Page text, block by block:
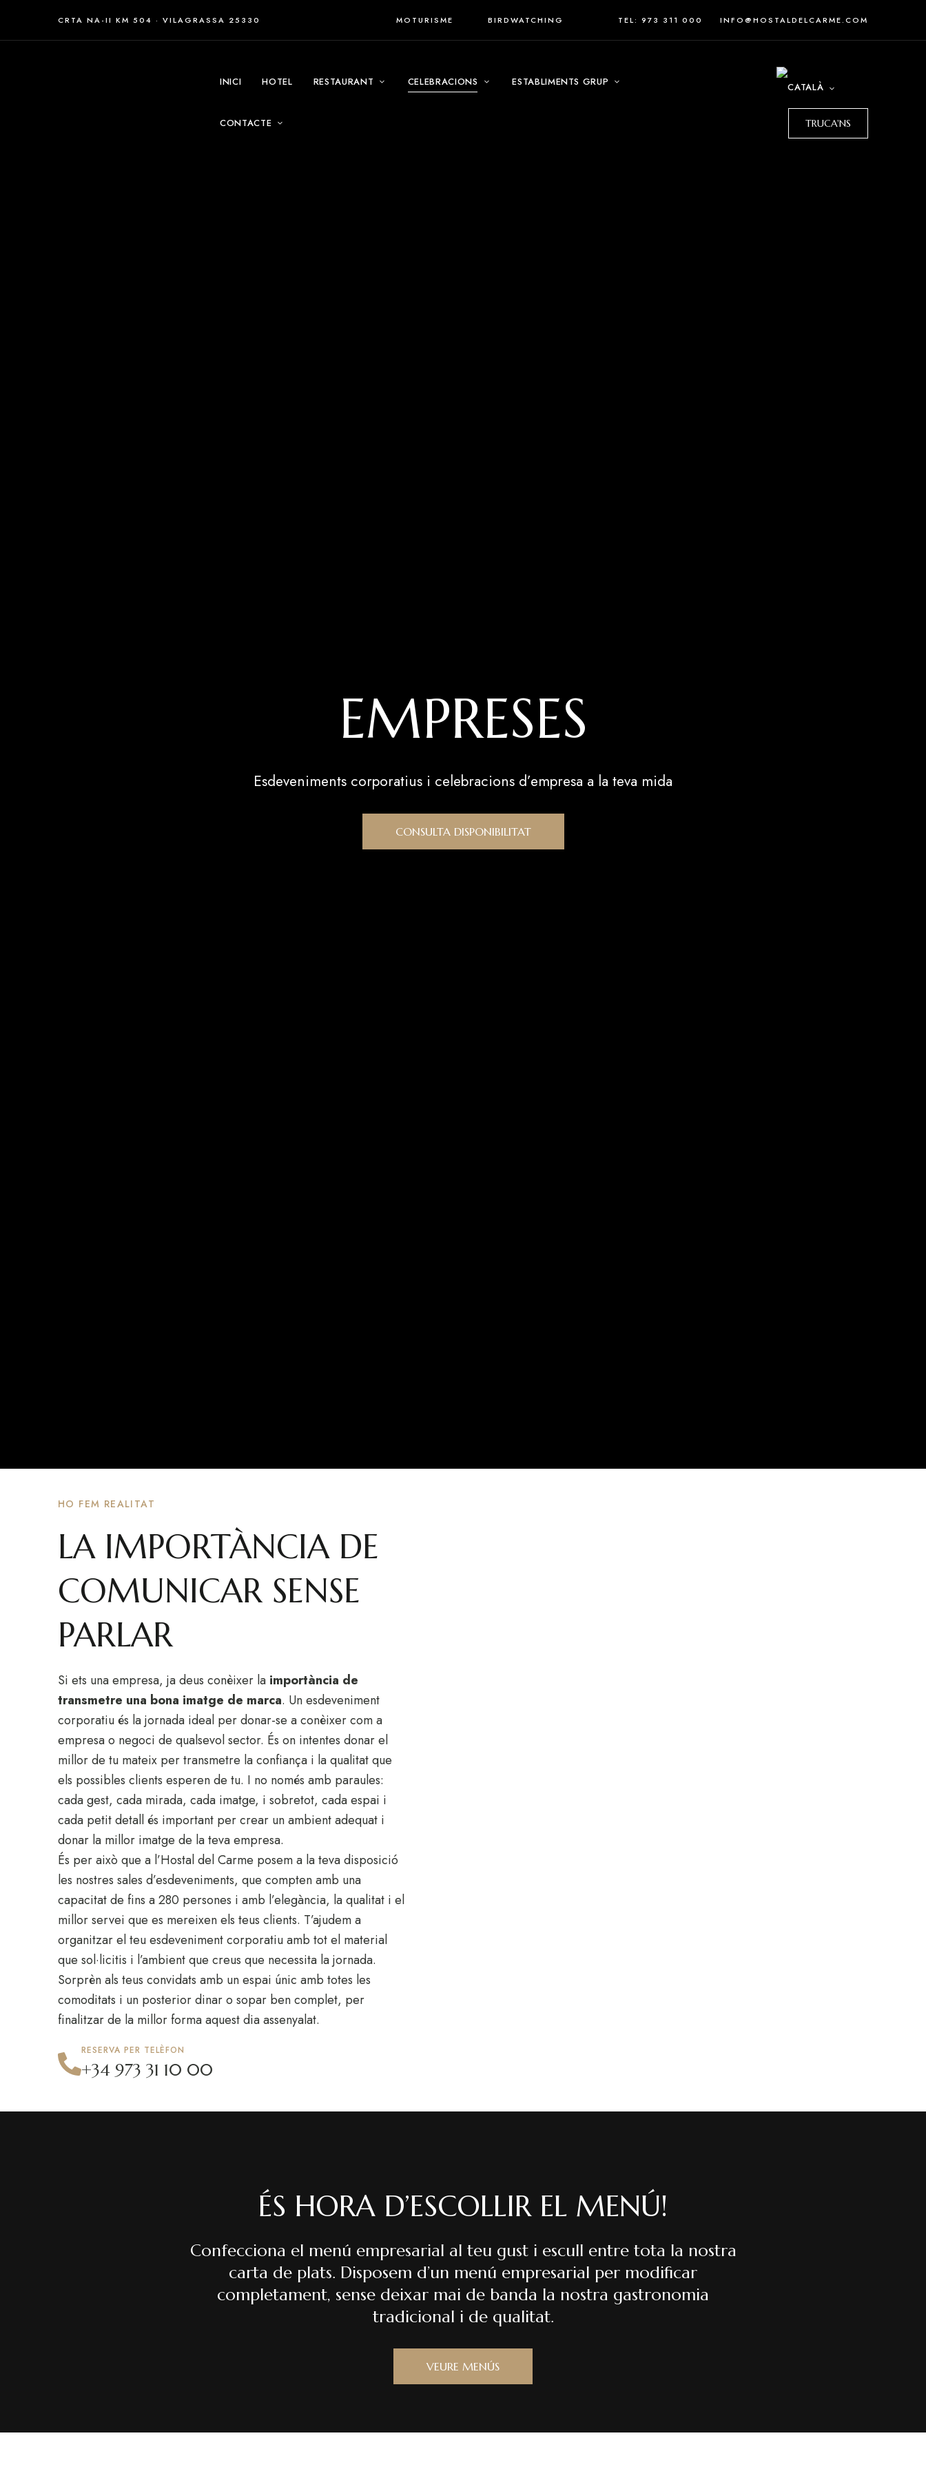
CRTA NA-II KM 504 · VILAGRASSA 25330 MOTURISME BIRDWATCHING TEL: 973 311 000 INFO@HOSTALDELCARME.COM
INICI HOTEL RESTAURANT CELEBRACIONS ESTABLIMENTS GRUP
CONTACTE TRUCA'NS
EMPRESES
Esdeveniments corporatius i celebracions d’empresa a la teva mida
CONSULTA DISPONIBILITAT
HO FEM REALITAT
LA IMPORTÀNCIA DE
COMUNICAR SENSE
PARLAR
Si ets una empresa, ja deus conèixer la importància de
transmetre una bona imatge de marca. Un esdeveniment
corporatiu és la jornada ideal per donar-se a conèixer com a
empresa o negoci de qualsevol sector. És on intentes donar el
millor de tu mateix per transmetre la confiança i la qualitat que
els possibles clients esperen de tu. I no només amb paraules:
cada gest, cada mirada, cada imatge, i sobretot, cada espai i
cada petit detall és important per crear un ambient adequat i
donar la millor imatge de la teva empresa.
És per això que a l’Hostal del Carme posem a la teva disposició
les nostres sales d’esdeveniments, que compten amb una
capacitat de fins a 280 persones i amb l’elegància, la qualitat i el
millor servei que es mereixen els teus clients. T’ajudem a
organitzar el teu esdeveniment corporatiu amb tot el material
que sol·licitis i l’ambient que creus que necessita la jornada.
Sorprèn als teus convidats amb un espai únic amb totes les
comoditats i un posterior dinar o sopar ben complet, per
finalitzar de la millor forma aquest dia assenyalat.
RESERVA PER TELÈFON
+34 973 31 10 00
ÉS HORA D’ESCOLLIR EL MENÚ!
Confecciona el menú empresarial al teu gust i escull entre tota la nostra
carta de plats. Disposem d’un menú empresarial per modificar
completament, sense deixar mai de banda la nostra gastronomia
tradicional i de qualitat.
VEURE MENÚS